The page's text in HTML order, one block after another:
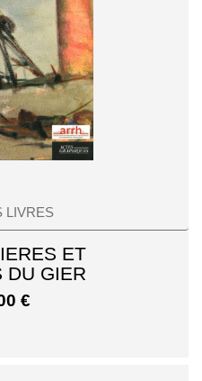
LIVRES
ET
DU GIER
€